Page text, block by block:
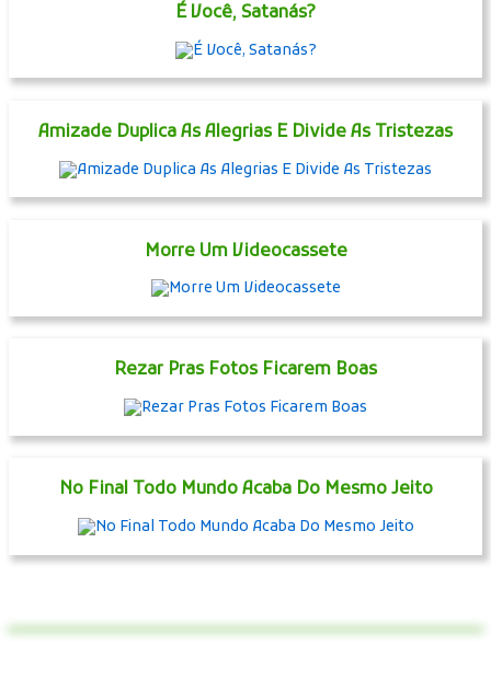
É Você, Satanás?
Amizade Duplica As Alegrias E Divide As Tristezas
Morre Um Videocassete
Rezar Pras Fotos Ficarem Boas
No Final Todo Mundo Acaba Do Mesmo Jeito